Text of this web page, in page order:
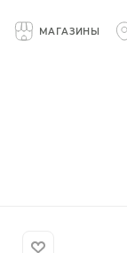
МАГАЗИНЫ